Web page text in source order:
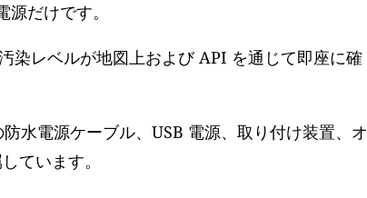
だけです。
染レベルが地図上および API を通じて即座に確
水電源ケーブル、USB 電源、取り付け装置、オ
ています。